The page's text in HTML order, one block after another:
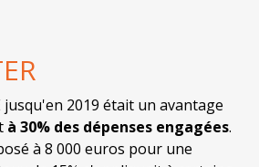
jusqu'en 2019 était un avantage
à 30% des dépenses engagées.
à 8 000 euros pour une